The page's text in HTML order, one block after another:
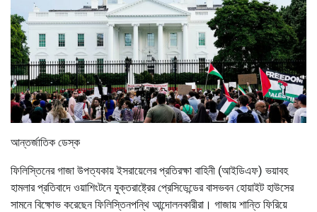
আন্তর্জাতিক ডেস্ক
ফিলিস্তিনের গাজা উপত্যকায় ইসরায়েলের প্রতিরক্ষা বাহিনী (আইডিএফ) ভয়াবহ
হামলার প্রতিবাদে ওয়াশিংটনে যুক্তরাষ্ট্রের প্রেসিডেন্ডের বাসভবন হোয়াইট হাউসের
সামনে বিক্ষোভ করেছেন ফিলিস্তিনপন্থি আন্দোলনকারীরা। গাজায় শান্তি ফিরিয়ে